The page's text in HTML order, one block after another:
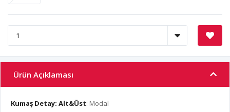
Ürün Açıklaması
Kumaş Detay: Alt&Üst: Modal